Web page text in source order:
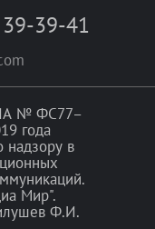
39-39-41
№ ФС77–
года
надзору в
Мир".
Ф.И.